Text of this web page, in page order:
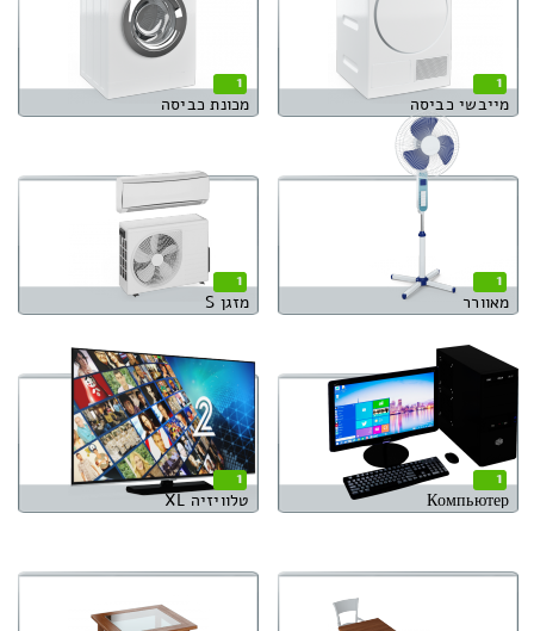
1
מייבשי כביסה
1
מכונת כביסה
1
מאוורר
1
מזגן S
1
Компьютер
1
טלוויזיה XL